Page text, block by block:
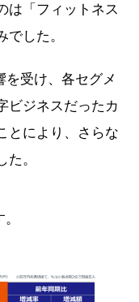
は「フィットネス
した。
受け、各セグメ
ビジネスだったカ
とにより、さらな
。